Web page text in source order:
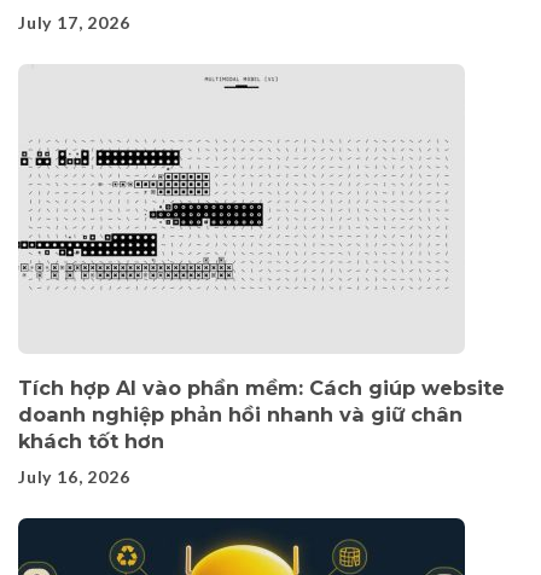
July 17, 2026
Tích hợp AI vào phần mềm: Cách giúp website
doanh nghiệp phản hồi nhanh và giữ chân
khách tốt hơn
July 16, 2026